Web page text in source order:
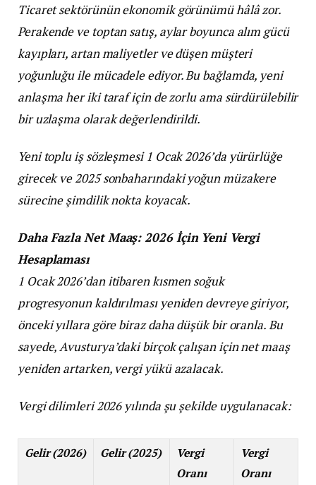
Ticaret sektörünün ekonomik görünümü hâlâ zor.
Perakende ve toptan satış, aylar boyunca alım gücü
kayıpları, artan maliyetler ve düşen müşteri
yoğunluğu ile mücadele ediyor. Bu bağlamda, yeni
anlaşma her iki taraf için de zorlu ama sürdürülebilir
bir uzlaşma olarak değerlendirildi.
Yeni toplu iş sözleşmesi 1 Ocak 2026’da yürürlüğe
girecek ve 2025 sonbaharındaki yoğun müzakere
sürecine şimdilik nokta koyacak.
Daha Fazla Net Maaş: 2026 İçin Yeni Vergi
Hesaplaması
1 Ocak 2026’dan itibaren kısmen soğuk
progresyonun kaldırılması yeniden devreye giriyor,
önceki yıllara göre biraz daha düşük bir oranla. Bu
sayede, Avusturya’daki birçok çalışan için net maaş
yeniden artarken, vergi yükü azalacak.
Vergi dilimleri 2026 yılında şu şekilde uygulanacak:
Gelir (2026) Gelir (2025)
Vergi
Oranı
Vergi
Oranı